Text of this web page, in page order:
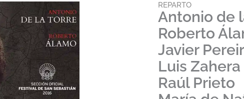
REPARTO
Antonio de
Roberto
Javier
Luis Zahera
Raúl Prieto